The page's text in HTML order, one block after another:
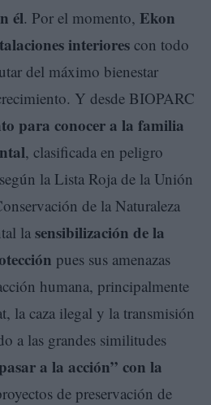
él. Por el momento, Ekon
interiores con todo
del máximo bienestar
Y desde BIOPARC
para conocer a la familia
, clasificada en peligro
la Lista Roja de la Unión
de la Naturaleza
la sensibilización de la
pues sus amenazas
humana, principalmente
la caza ilegal y la transmisión
a las grandes similitudes
a la acción” con la
de preservación de